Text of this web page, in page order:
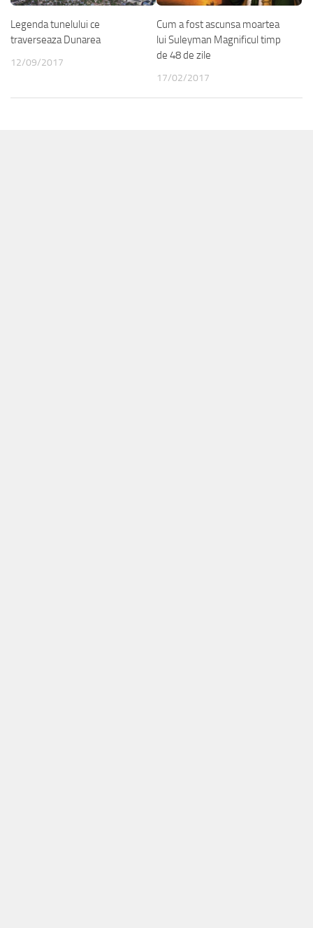
Legenda tunelului ce
traverseaza Dunarea
12/09/2017
Cum a fost ascunsa moartea
lui Suleyman Magnificul timp
de 48 de zile
17/02/2017